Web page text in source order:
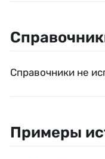
Справочники не
Примеры